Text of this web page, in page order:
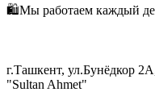
🛍Мы работаем каждый
г.Ташкент, ул.Бунёдкор
"Sultan Ahmet"